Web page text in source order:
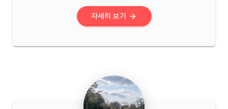
로 마을청년과 반장, 조합장 등 28명을 총살한 사건이다. 현
재 그 자리에는 마을회관이 들어서 있다. ‘곱 ...
자세히 보기 arrow_forward